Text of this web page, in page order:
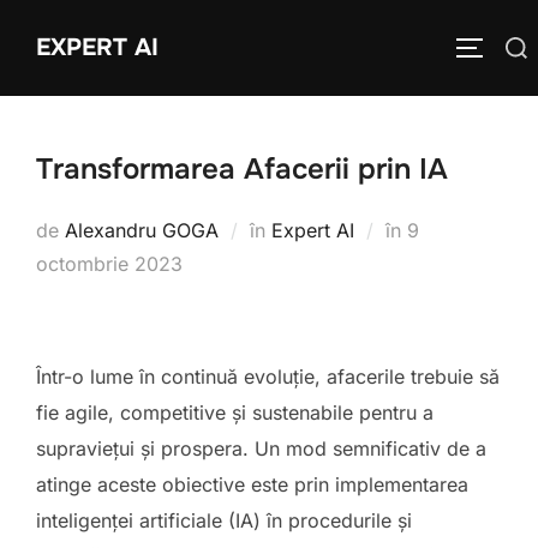
EXPERT AI
Caută
Transformarea Afacerii prin IA
de Alexandru GOGA în Expert AI în Publicat
9
octombrie 2023
Într-o lume în continuă evoluție, afacerile trebuie să
fie agile, competitive și sustenabile pentru a
supraviețui și prospera. Un mod semnificativ de a
atinge aceste obiective este prin implementarea
inteligenței artificiale (IA) în procedurile și